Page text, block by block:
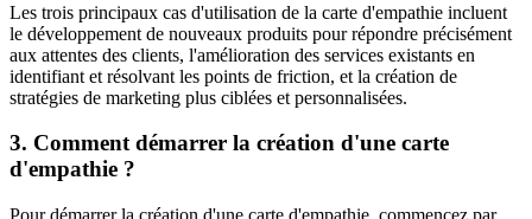
Les trois principaux cas d'utilisation de la carte d'empathie incluent
le développement de nouveaux produits pour répondre précisément
aux attentes des clients, l'amélioration des services existants en
identifiant et résolvant les points de friction, et la création de
stratégies de marketing plus ciblées et personnalisées.
3. Comment démarrer la création d'une carte
d'empathie ?
Pour démarrer la création d'une carte d'empathie, commencez par